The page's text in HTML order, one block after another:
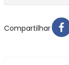
Compartilhar